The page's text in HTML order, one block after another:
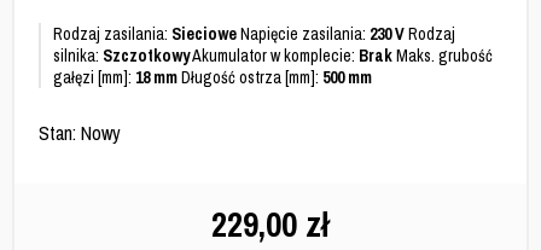
Rodzaj zasilania: SiecioweNapięcie zasilania: 230 VRodzaj
silnika: SzczotkowyAkumulator w komplecie: BrakMaks. grubość
gałęzi [mm]: 18 mmDługość ostrza [mm]: 500 mm
Stan: Nowy
229,00 zł